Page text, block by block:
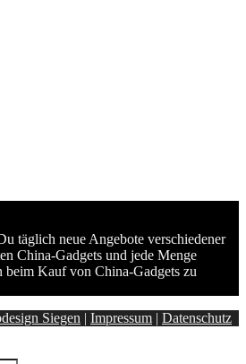
täglich neue Angebote verschiedener
China-Gadgets und jede Menge
beim Kauf von China-Gadgets zu
Siegen | Impressum | Datenschutz